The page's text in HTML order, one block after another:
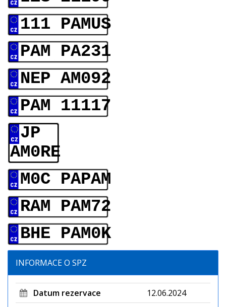
111 PAMUS
PAM PA231
NEP AM092
PAM 11117
JP
AM0RE
M0C PAPAM
RAM PAM72
BHE PAM0K
INFORMACE O SPZ
Datum rezervace
12.06.2024